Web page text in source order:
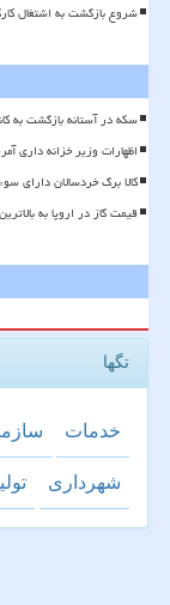
شروع بازگشت به اشتغال
سکه در آستانه بازگشت به کانال ۱۸۸ میلیون
اظهارات وزیر خزانه داری
کالا برگ خردسالان دارای
قیمت گاز در اروپا به بالاترین
تگها
خدمات
شهرداری